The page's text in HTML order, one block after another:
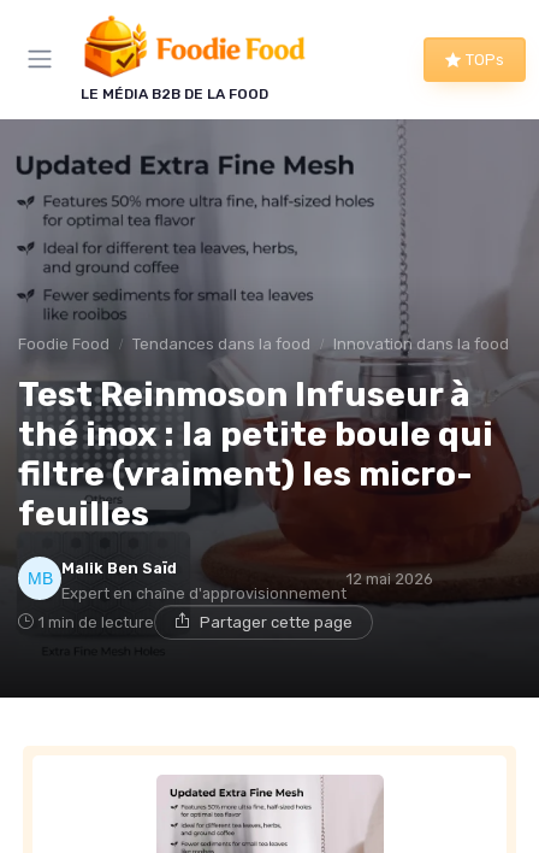
LE MÉDIA B2B DE LA FOOD
TOPs
Foodie Food Tendances dans la food Innovation dans la food
Test Reinmoson Infuseur à
thé inox : la petite boule qui
filtre (vraiment) les micro-
feuilles
Malik Ben Saïd
Expert en chaîne d'approvisionnement
12 mai 2026
1 min de lecture Partager cette page
Panneau de gestion des cookies